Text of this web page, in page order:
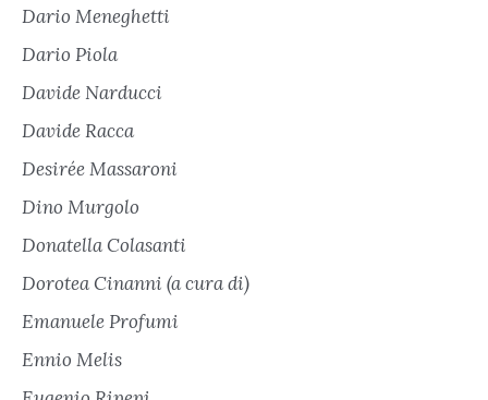
Dario Meneghetti
Dario Piola
Davide Narducci
Davide Racca
Desirée Massaroni
Dino Murgolo
Donatella Colasanti
Dorotea Cinanni (a cura di)
Emanuele Profumi
Ennio Melis